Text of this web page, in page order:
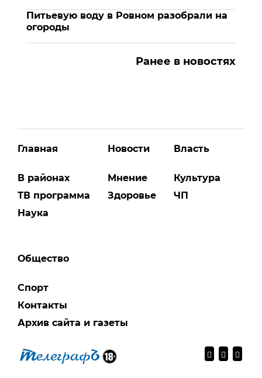
Питьевую воду в Ровном разобрали на
огороды
Ранее в новостях
Главная
В районах
ТВ программа
Наука
Новости
Мнение
Здоровье
Власть
Культура
ЧП
Общество
Спорт
Контакты
Архив сайта и газеты